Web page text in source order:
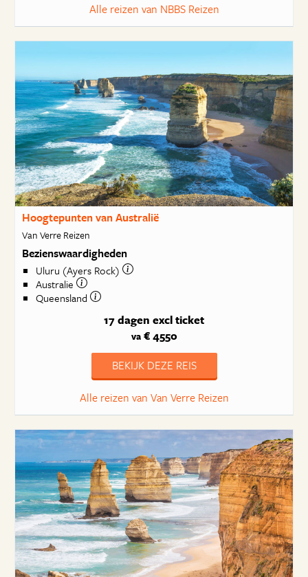
Alle reizen van NBBS Reizen
Hoogtepunten van Australië
Van Verre Reizen
Bezienswaardigheden
Uluru (Ayers Rock)
Australie
Queensland
17 dagen excl ticket
va€ 4550
BEKIJK DEZE REIS
Alle reizen van Van Verre Reizen